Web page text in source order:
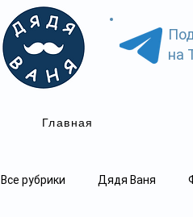
на
Главная
Все рубрики Дядя Ваня